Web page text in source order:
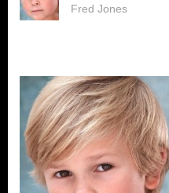
Fred Jones